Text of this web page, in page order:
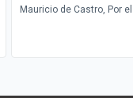
Mauricio de Castro, Por el